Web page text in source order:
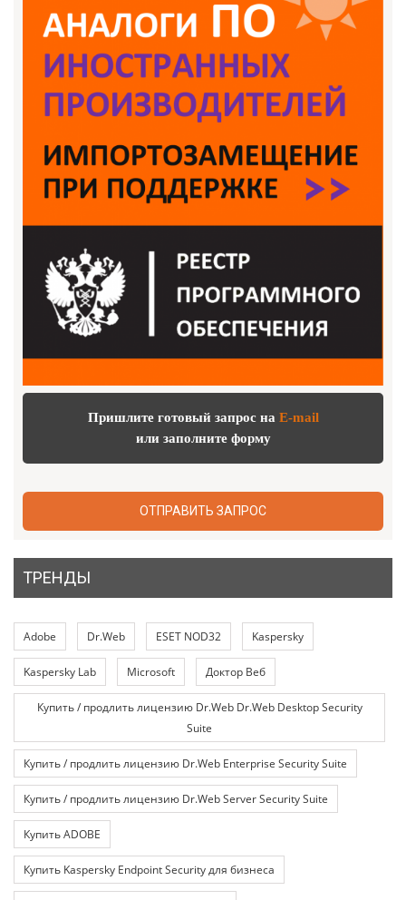
Пришлите готовый запрос на E-mail
или заполните форму
ОТПРАВИТЬ ЗАПРОС
ТРЕНДЫ
Adobe Dr.Web ESET NOD32 Kaspersky
Kaspersky Lab Microsoft Доктор Веб
Купить / продлить лицензию Dr.Web Dr.Web Desktop Security
Suite
Купить / продлить лицензию Dr.Web Enterprise Security Suite
Купить / продлить лицензию Dr.Web Server Security Suite
Купить ADOBE
Купить Kaspersky Endpoint Security для бизнеса